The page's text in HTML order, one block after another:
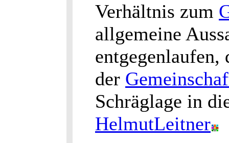
Verhältnis zum
allgemeine
entgegenlaufen,
der
Schräglage in
HelmutLeitner